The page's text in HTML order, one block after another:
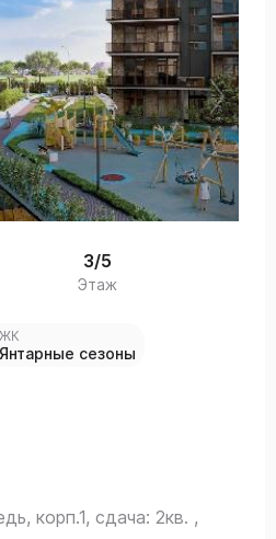
3/5
Этаж
ЖК
Янтарные сезоны
корп.1, сдача: 2кв. ,